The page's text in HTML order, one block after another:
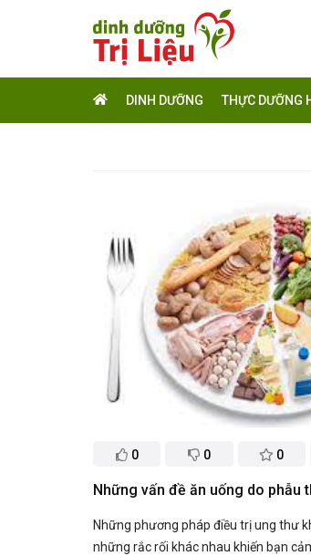
DINH DƯỠNG THỰC DƯỠNG
0 0 0
Những vấn đề ăn uống do phẫu
Những phương pháp điều trị ung thư
những rắc rối khác nhau khiến bạn